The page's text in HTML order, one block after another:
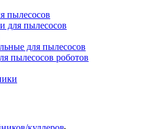
пылесосов
для пылесосов
для пылесосов
пылесосов роботов